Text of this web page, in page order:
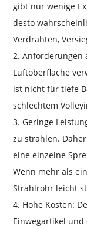
gibt nur wenige
desto
Verdrahten,
2. Anforderungen
Luftoberfläche
ist nicht für tiefe
schlechtem
3. Geringe
zu strahlen.
eine einzelne
Wenn mehr als
Strahlrohr leicht
4. Hohe Kosten:
Einwegartikel